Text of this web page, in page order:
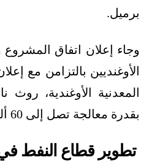
برميل.
وجاء إعلان اتفاق المشروع
الأوغنديين بالتزامن مع
المعدنية الأوغندية، روث
بقدرة معالجة تصل إلى 60 ألف برميل يوميًا.
تطوير قطاع النفط في